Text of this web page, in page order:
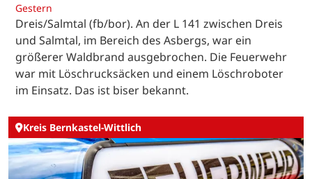
Gestern
Dreis/Salmtal (fb/bor). An der L 141 zwischen Dreis
und Salmtal, im Bereich des Asbergs, war ein
größerer Waldbrand ausgebrochen. Die Feuerwehr
war mit Löschrucksäcken und einem Löschroboter
im Einsatz. Das ist biser bekannt.
Kreis Bernkastel-Wittlich